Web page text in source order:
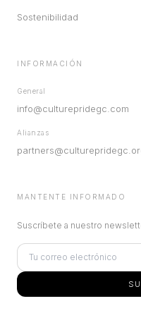
Sostenibilidad
INFORMACIÓN
General
info@culturepridegc.com
Alianzas
MANTENTE INFORMADO
Suscríbete a nuestro